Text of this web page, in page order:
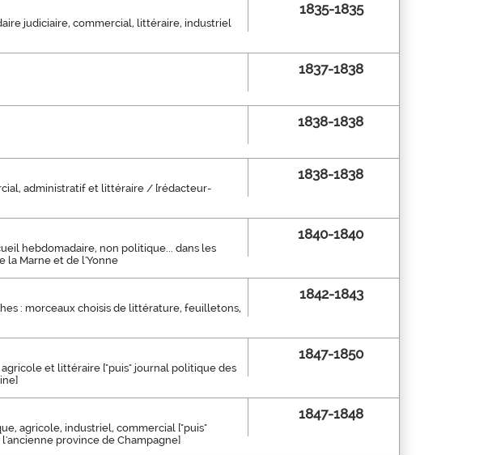
judiciaire, commercial, littéraire, industriel
1835-1835
1837-1838
1838-1838
administratif et littéraire / [rédacteur-
1838-1838
hebdomadaire, non politique... dans les
la Marne et de l'Yonne
1840-1840
: morceaux choisis de littérature, feuilletons,
1842-1843
et littéraire ["puis" journal politique des
1847-1850
agricole, industriel, commercial ["puis"
province de Champagne]
1847-1848